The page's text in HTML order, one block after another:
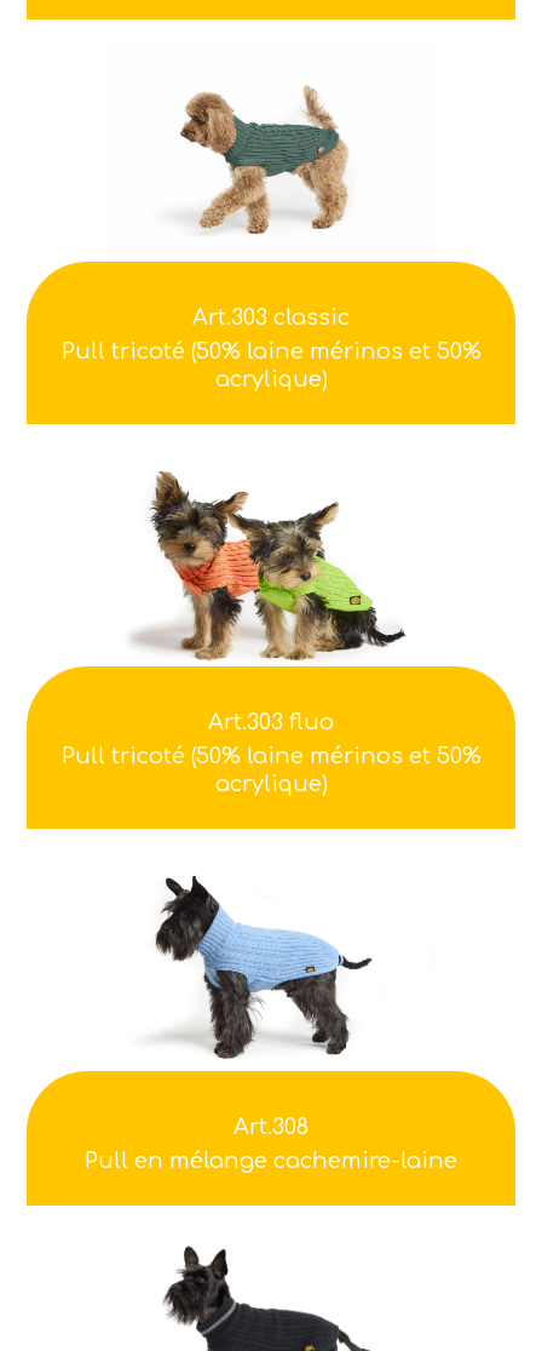
Art.303 classic
Pull tricoté (50% laine mérinos et 50%
acrylique)
Art.303 fluo
Pull tricoté (50% laine mérinos et 50%
acrylique)
Art.308
Pull en mélange cachemire-laine